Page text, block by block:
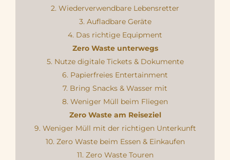
2. Wiederverwendbare Lebensretter
3. Aufladbare Geräte
4. Das richtige Equipment
Zero Waste unterwegs
5. Nutze digitale Tickets & Dokumente
6. Papierfreies Entertainment
7. Bring Snacks & Wasser mit
8. Weniger Müll beim Fliegen
Zero Waste am Reiseziel
9. Weniger Müll mit der richtigen Unterkunft
10. Zero Waste beim Essen & Einkaufen
11. Zero Waste Touren